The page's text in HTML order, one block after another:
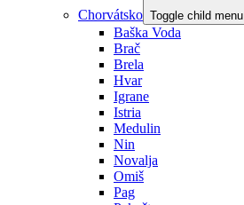
Chorvátsko Toggle child menu
Baška Voda
Brač
Brela
Hvar
Igrane
Istria
Medulin
Nin
Novalja
Omiš
Pag